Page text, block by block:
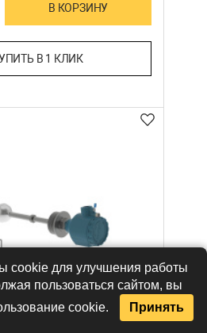
В КОРЗИНУ
В 1 КЛИК
cookie для улучшения работы
пользоваться сайтом, вы
cookie.
Принять